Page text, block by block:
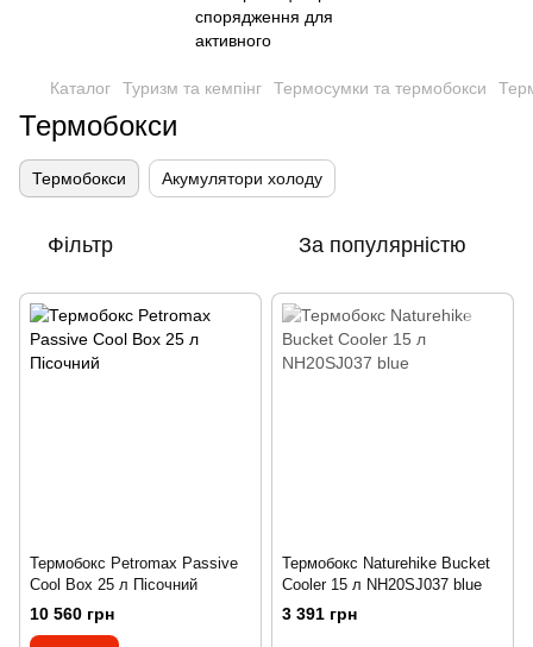
Каталог Туризм та кемпінг Термосумки та термобокси
Термобокси
Термобокси Акумулятори холоду
Фільтр За популярністю
Термобокс Petromax Passive
Cool Box 25 л Пісочний
10 560 грн
Термобокс Naturehike Bucket
Cooler 15 л NH20SJ037 blue
3 391 грн